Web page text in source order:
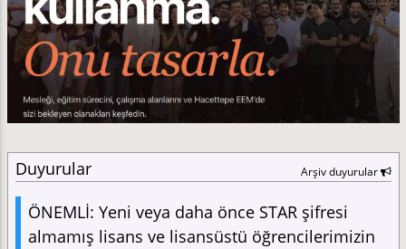
Duyurular Arşiv duyurular
ÖNEMLİ: Yeni veya daha önce STAR şifresi
almamış lisans ve lisansüstü öğrencilerimizin